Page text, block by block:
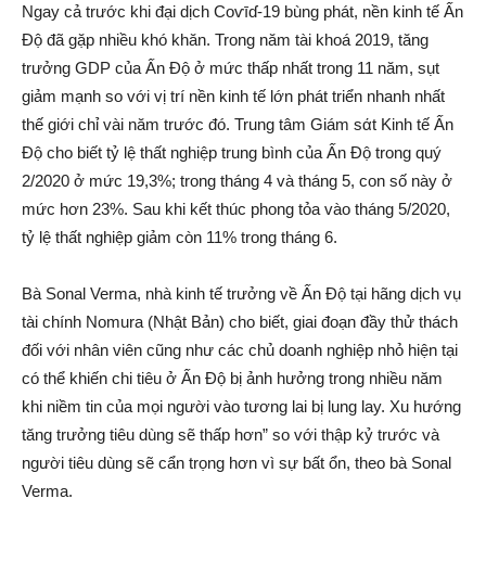
Ngay cả trước khi đại dịc‌h Coѵīɗ-19 bùng phát, nền kinh tế Ấn
Độ đã gặp nhiều khó khăn. Trong năm tài khoá 2019, tăng
trưởng GDP của Ấn Độ ở mức thấp nhất trong 11 năm, sụt
giảm mạnh so với vị trí nền kinh tế lớn phát triển nhanh nhất
thế giới chỉ vài năm trước đó. Trung tâm Giám sά‌t Kinh tế Ấn
Độ cho biết tỷ lệ thất nghiệp trung bình của Ấn Độ trong quý
2/2020 ở mức 19,3%; trong tháng 4 và tháng 5, con số này ở
mức hơn 23%. Sau khi kết thúc phong tỏa vào tháng 5/2020,
tỷ lệ thất nghiệp giảm còn 11% trong tháng 6.
Bà Sonal Verma, nhà kinh tế trưởng về Ấn Độ tại hãng dịc‌h vụ
tài chính Nomura (Nhật Bản) cho biết, giai đoạn đầy thử thách
đối với nhân viên cũng như các chủ doanh nghiệp nhỏ hiện tại
có thể khiến chi tiêu ở Ấn Độ bị ảnh hưởng trong nhiều năm
khi niềm tin của mọi người vào tương lai bị lung lay. Xu hướng
tăng trưởng tiêu dùng sẽ thấp hơn” so với thập kỷ trước và
người tiêu dùng sẽ cẩn trọng hơn vì sự bất ổn, theo bà Sonal
Verma.